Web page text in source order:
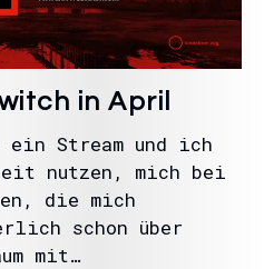
in April
Stream und ich
nutzen, mich bei
die mich
schon über
mit…